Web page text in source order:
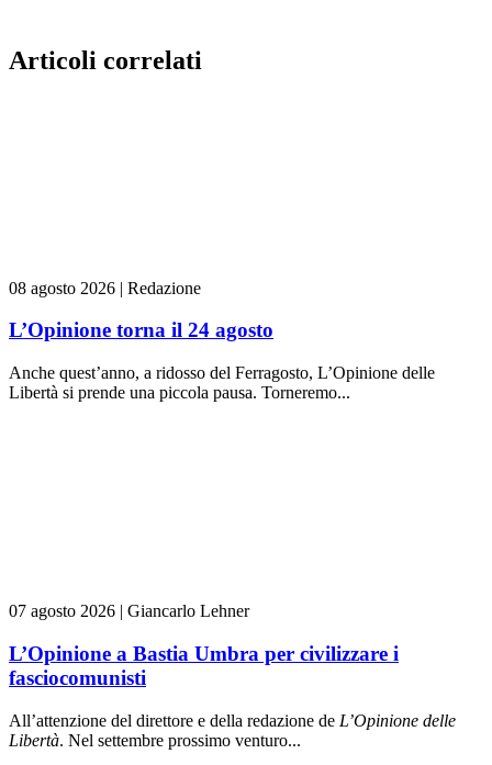
Articoli correlati
08 agosto 2026 | Redazione
L’Opinione torna il 24 agosto
Anche quest’anno, a ridosso del Ferragosto, L’Opinione delle
Libertà si prende una piccola pausa. Torneremo...
07 agosto 2026 | Giancarlo Lehner
L’Opinione a Bastia Umbra per civilizzare i
fasciocomunisti
All’attenzione del direttore e della redazione de L’Opinione delle
Libertà. Nel settembre prossimo venturo...